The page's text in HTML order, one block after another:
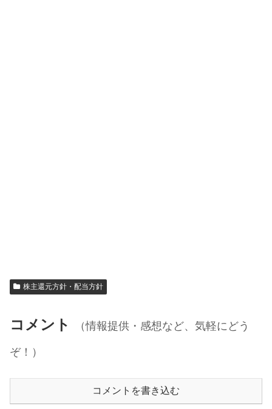
株主還元方針・配当方針
コメント
（情報提供・感想など、気軽にどう
ぞ！）
コメントを書き込む